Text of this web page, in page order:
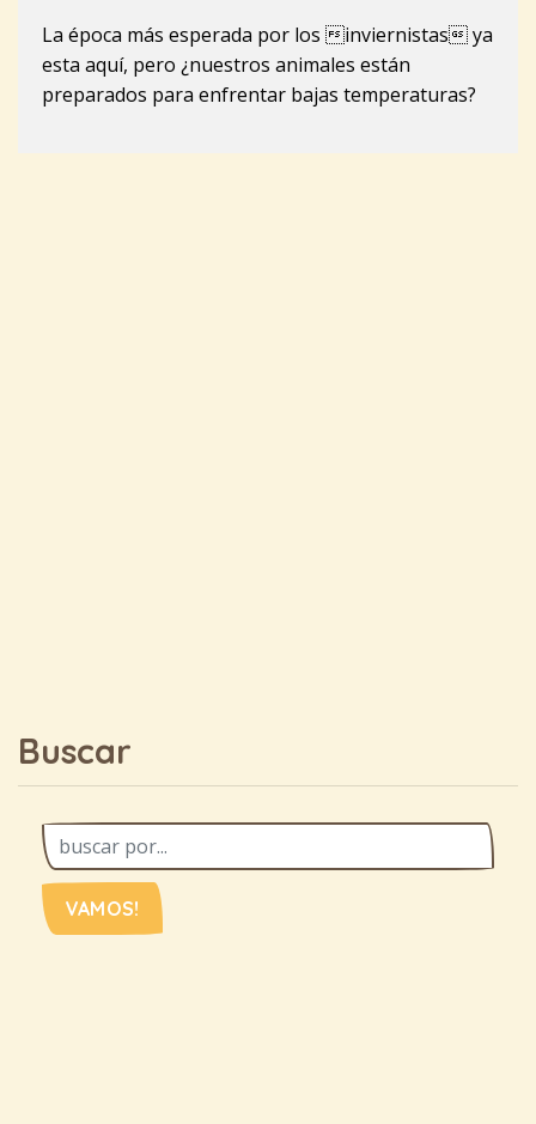
La época más esperada por los inviernistas ya
esta aquí, pero ¿nuestros animales están
preparados para enfrentar bajas temperaturas?
Buscar
VAMOS!